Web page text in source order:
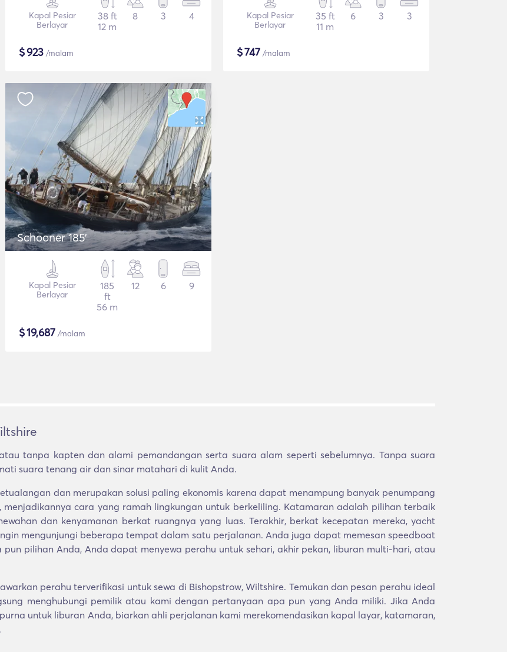
Kapal Pesiar
Berlayar
38 ft
12 m
8 3 4
$923 /malam
Kapal Pesiar
Berlayar
35 ft
11 m
6 3 3
$747 /malam
Schooner 185'
Kapal Pesiar
Berlayar
185
ft
56 m
12 6 9
$19,687 /malam
tanpa kapten dan alami pemandangan serta suara alam seperti sebelumnya. Tanpa suara
suara tenang air dan sinar matahari di kulit Anda.
dan merupakan solusi paling ekonomis karena dapat menampung banyak penumpang
cara yang ramah lingkungan untuk berkeliling. Katamaran adalah pilihan terbaik
dan kenyamanan berkat ruangnya yang luas. Terakhir, berkat kecepatan mereka, yacht
mengunjungi beberapa tempat dalam satu perjalanan. Anda juga dapat memesan speedboat
pilihan Anda, Anda dapat menyewa perahu untuk sehari, akhir pekan, liburan multi-hari, atau
perahu terverifikasi untuk sewa di Bishopstrow, Wiltshire. Temukan dan pesan perahu ideal
menghubungi pemilik atau kami dengan pertanyaan apa pun yang Anda miliki. Jika Anda
untuk liburan Anda, biarkan ahli perjalanan kami merekomendasikan kapal layar, katamaran,